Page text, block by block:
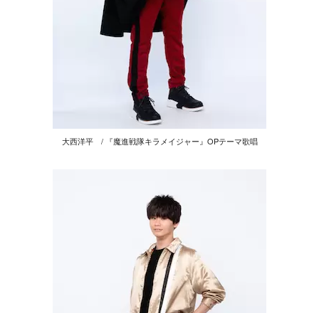
大西洋平 / 『魔進戦隊キラメイジャー』OPテーマ歌唱